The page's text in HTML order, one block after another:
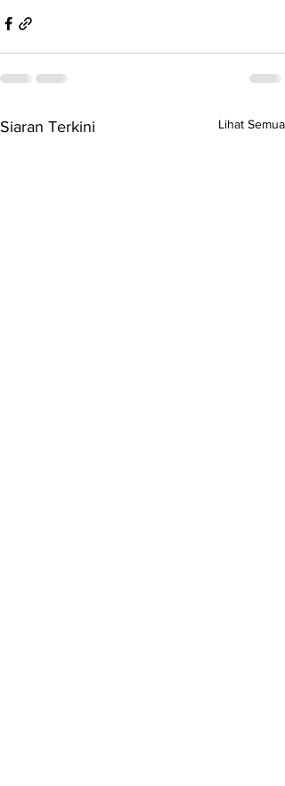
Siaran Terkini Lihat Semua